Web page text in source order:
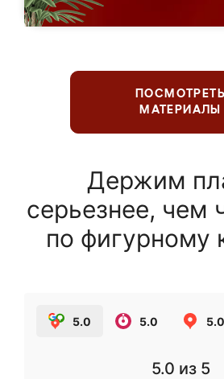
ПОСМОТРЕТЬ
МАТЕРИАЛЫ
Держим
серьезнее, чем
по фигурному
5.0 5.0 5.0
5.0 из 5